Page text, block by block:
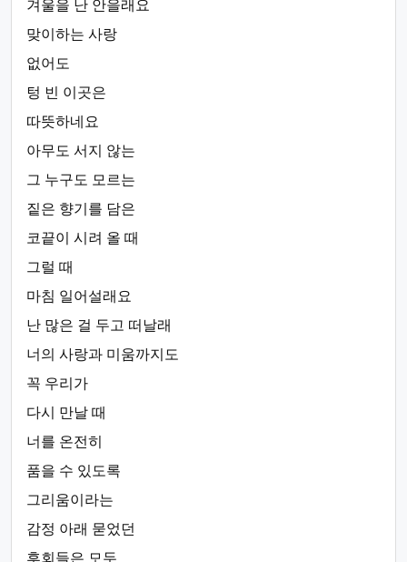
겨울을 난 안을래요
맞이하는 사랑
없어도
텅 빈 이곳은
따뜻하네요
아무도 서지 않는
그 누구도 모르는
짙은 향기를 담은
코끝이 시려 올 때
그럴 때
마침 일어설래요
난 많은 걸 두고 떠날래
너의 사랑과 미움까지도
꼭 우리가
다시 만날 때
너를 온전히
품을 수 있도록
그리움이라는
감정 아래 묻었던
후회들은 모두